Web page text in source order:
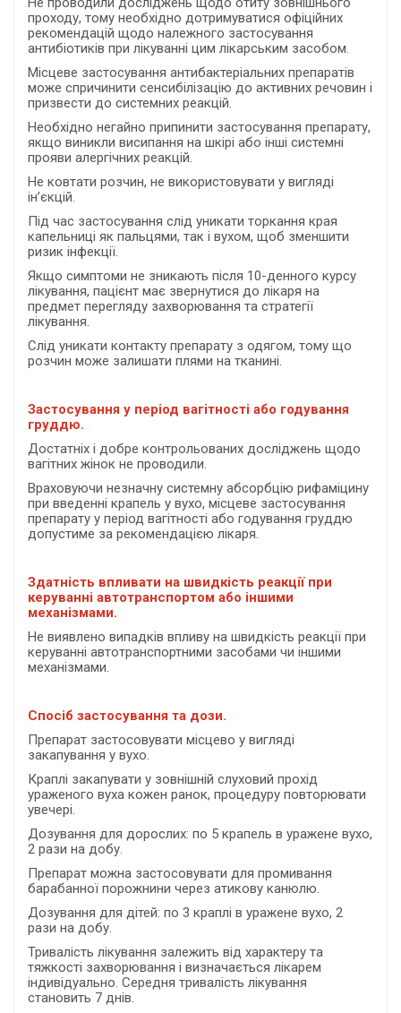
проходу, тому необхідно дотримуватися офіційних
рекомендацій щодо належного застосування
антибіотиків при лікуванні цим лікарським засобом.
Місцеве застосування антибактеріальних препаратів
може спричинити сенсибілізацію до активних речовин і
призвести до системних реакцій.
Необхідно негайно припинити застосування препарату,
якщо виникли висипання на шкірі або інші системні
прояви алергічних реакцій.
Не ковтати розчин, не використовувати у вигляді
ін’єкцій.
Під час застосування слід уникати торкання края
капельниці як пальцями, так і вухом, щоб зменшити
ризик інфекції.
Якщо симптоми не зникають після 10-денного курсу
лікування, пацієнт має звернутися до лікаря на
предмет перегляду захворювання та стратегії
лікування.
Слід уникати контакту препарату з одягом, тому що
розчин може залишати плями на тканині.
Застосування у період вагітності або годування
груддю.
Достатніх і добре контрольованих досліджень щодо
вагітних жінок не проводили.
Враховуючи незначну системну абсорбцію рифаміцину
при введенні крапель у вухо, місцеве застосування
препарату у період вагітності або годування груддю
допустиме за рекомендацією лікаря.
Здатність впливати на швидкість реакції при
керуванні автотранспортом або іншими
механізмами.
Не виявлено випадків впливу на швидкість реакції при
керуванні автотранспортними засобами чи іншими
механізмами.
Спосіб застосування та дози.
Препарат застосовувати місцево у вигляді
закапування у вухо.
Краплі закапувати у зовнішній слуховий прохід
ураженого вуха кожен ранок, процедуру повторювати
увечері.
Дозування для дорослих: по 5 крапель в уражене вухо,
2 рази на добу.
Препарат можна застосовувати для промивання
барабанної порожнини через атикову канюлю.
Дозування для дітей: по 3 краплі в уражене вухо, 2
рази на добу.
Тривалість лікування залежить від характеру та
тяжкості захворювання і визначається лікарем
індивідуально. Середня тривалість лікування
становить 7 днів.